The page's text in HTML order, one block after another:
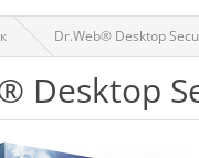
Dr.Web® Desktop
Desktop